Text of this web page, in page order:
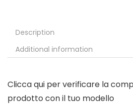
Description
Additional information
Clicca qui per verificare la
prodotto con il tuo modello